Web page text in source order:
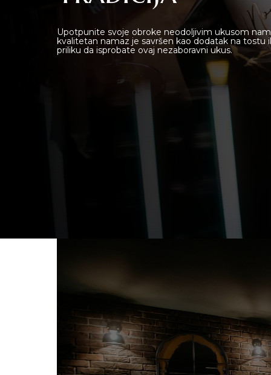
O nama
Lounge Bar
Upotpunite svoje obroke neodoljivim ukusom
kvalitetan namaz je savršen kao dodatak na tostu
priliku da isprobate ovaj nezaboravni ukus.